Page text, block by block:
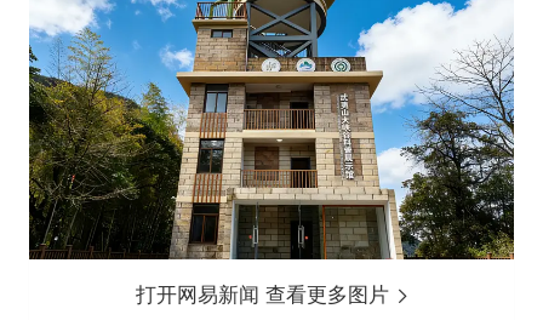
打开网易新闻 查看更多图片